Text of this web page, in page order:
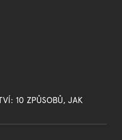
10 ZPŮSOBŮ, JAK